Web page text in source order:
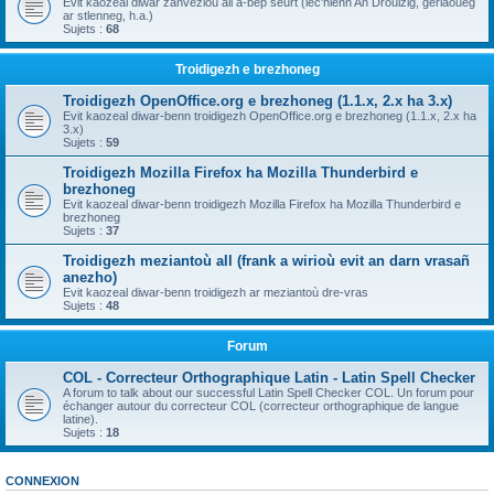
ar stlenneg, h.a.)
Sujets : 68
Troidigezh e brezhoneg
Troidigezh OpenOffice.org e brezhoneg (1.1.x, 2.x ha 3.x)
Evit kaozeal diwar-benn troidigezh OpenOffice.org e brezhoneg (1.1.x, 2.x ha
3.x)
Sujets : 59
Troidigezh Mozilla Firefox ha Mozilla Thunderbird e
brezhoneg
Evit kaozeal diwar-benn troidigezh Mozilla Firefox ha Mozilla Thunderbird e
brezhoneg
Sujets : 37
Troidigezh meziantoù all (frank a wirioù evit an darn vrasañ
anezho)
Evit kaozeal diwar-benn troidigezh ar meziantoù dre-vras
Sujets : 48
Forum
COL - Correcteur Orthographique Latin - Latin Spell Checker
A forum to talk about our successful Latin Spell Checker COL. Un forum pour
échanger autour du correcteur COL (correcteur orthographique de langue
latine).
Sujets : 18
CONNEXION